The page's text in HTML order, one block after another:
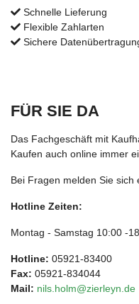
Schnelle Lieferung
Flexible Zahlarten
Sichere
FÜR SIE DA
Das Fachgeschäft mit
Kaufen auch online immer
Bei Fragen melden Sie sich
Hotline Zeiten:
Montag - Samstag 10:00 -
Hotline: 05921-83400
Fax: 05921-834044
Mail: nils.holm@zierleyn.de